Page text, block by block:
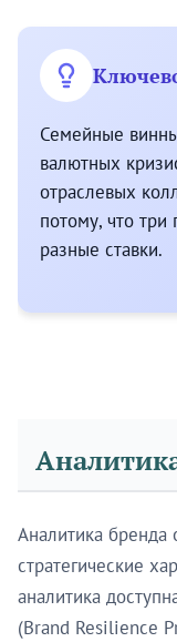
Семейные
валютных
отраслевых
потому, что
разные ставки.
Аналитика бренда
стратегические
аналитика
(Brand Resilience